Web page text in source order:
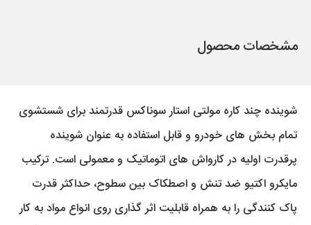
مشخصات محصول
شوینده چند کاره مولتی استار سوناکس قدرتمند برای شستشوی
تمام بخش های خودرو و قابل استفاده به عنوان شوینده
پرقدرت اولیه در کارواش های اتوماتیک و معمولی است. ترکیب
مایکرو اکتیو ضد تنش و اصطکاک بین سطوح، حداکثر قدرت
پاک کنندگی را به همراه قابلیت اثر گذاری روی انواع مواد به کار